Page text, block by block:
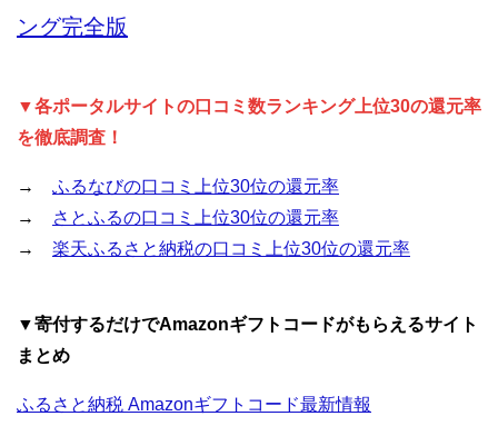
ング完全版
▼各ポータルサイトの口コミ数ランキング上位30の還元率
を徹底調査！
→ ふるなびの口コミ上位30位の還元率
→
さとふるの口コミ上位30位の還元率
→ 楽天ふるさと納税の口コミ上位30位の還元率
▼寄付するだけでAmazonギフトコードがもらえるサイト
まとめ
ふるさと納税 Amazonギフトコード最新情報